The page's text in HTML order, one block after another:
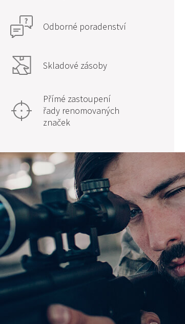
Odborné poradenství
Skladové zásoby
Přímé zastoupení
řady renomovaných
značek